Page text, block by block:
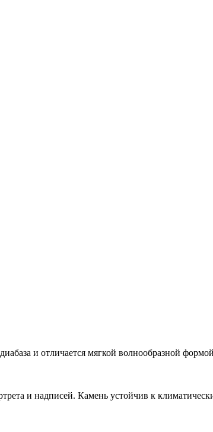
и отличается мягкой волнообразной
и надписей. Камень устойчив к